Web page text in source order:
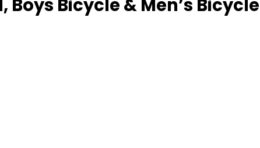
Boys Bicycle & Men’s Bicycle